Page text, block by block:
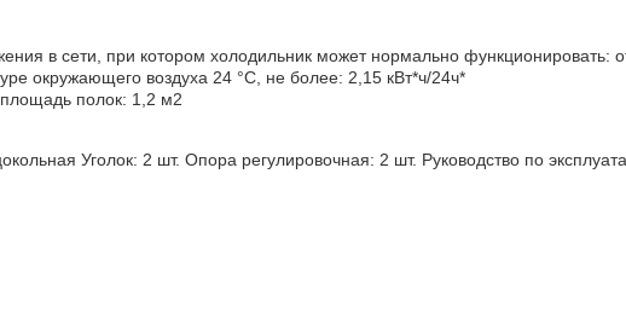
в сети, при котором холодильник может нормально функционировать:
окружающего воздуха 24 °С, не более: 2,15 кВт*ч/24ч*
полок: 1,2 м2
Уголок: 2 шт. Опора регулировочная: 2 шт. Руководство по